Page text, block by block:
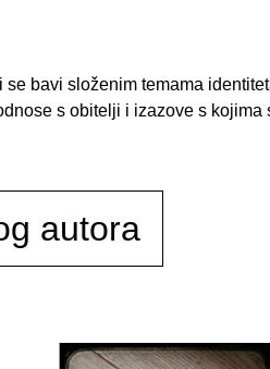
bavi složenim temama
s obitelji i izazove s
autora